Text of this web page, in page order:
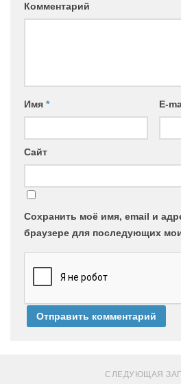
Комментарий
Имя * E-
Сайт
Сохранить моё имя, email и
браузере для последующих
СЛЕДУЮЩАЯ